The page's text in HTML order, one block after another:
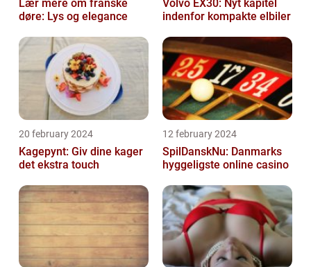
Lær mere om franske
døre: Lys og elegance
Volvo EX30: Nyt kapitel
indenfor kompakte elbiler
20 february 2024
Kagepynt: Giv dine kager
det ekstra touch
12 february 2024
SpilDanskNu: Danmarks
hyggeligste online casino